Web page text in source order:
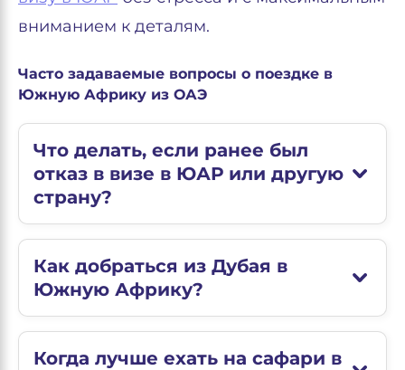
вниманием к деталям.
Часто задаваемые вопросы о поездке в
Южную Африку из ОАЭ
Что делать, если ранее был
отказ в визе в ЮАР или другую
страну?
Как добраться из Дубая в
Южную Африку?
Когда лучше ехать на сафари в